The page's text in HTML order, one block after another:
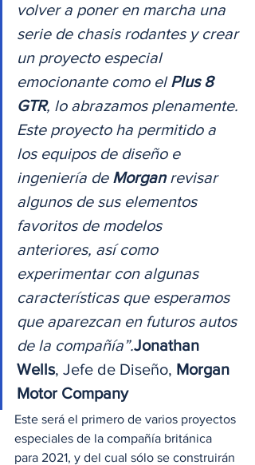
volver a poner en marcha una
serie de chasis rodantes y crear
un proyecto especial
emocionante como el Plus 8
GTR, lo abrazamos plenamente.
Este proyecto ha permitido a
los equipos de diseño e
ingeniería de Morgan revisar
algunos de sus elementos
favoritos de modelos
anteriores, así como
experimentar con algunas
características que esperamos
que aparezcan en futuros autos
de la compañía”.Jonathan
Wells, Jefe de Diseño, Morgan
Motor Company
Este será el primero de varios proyectos
especiales de la compañía británica
para 2021, y del cual sólo se construirán